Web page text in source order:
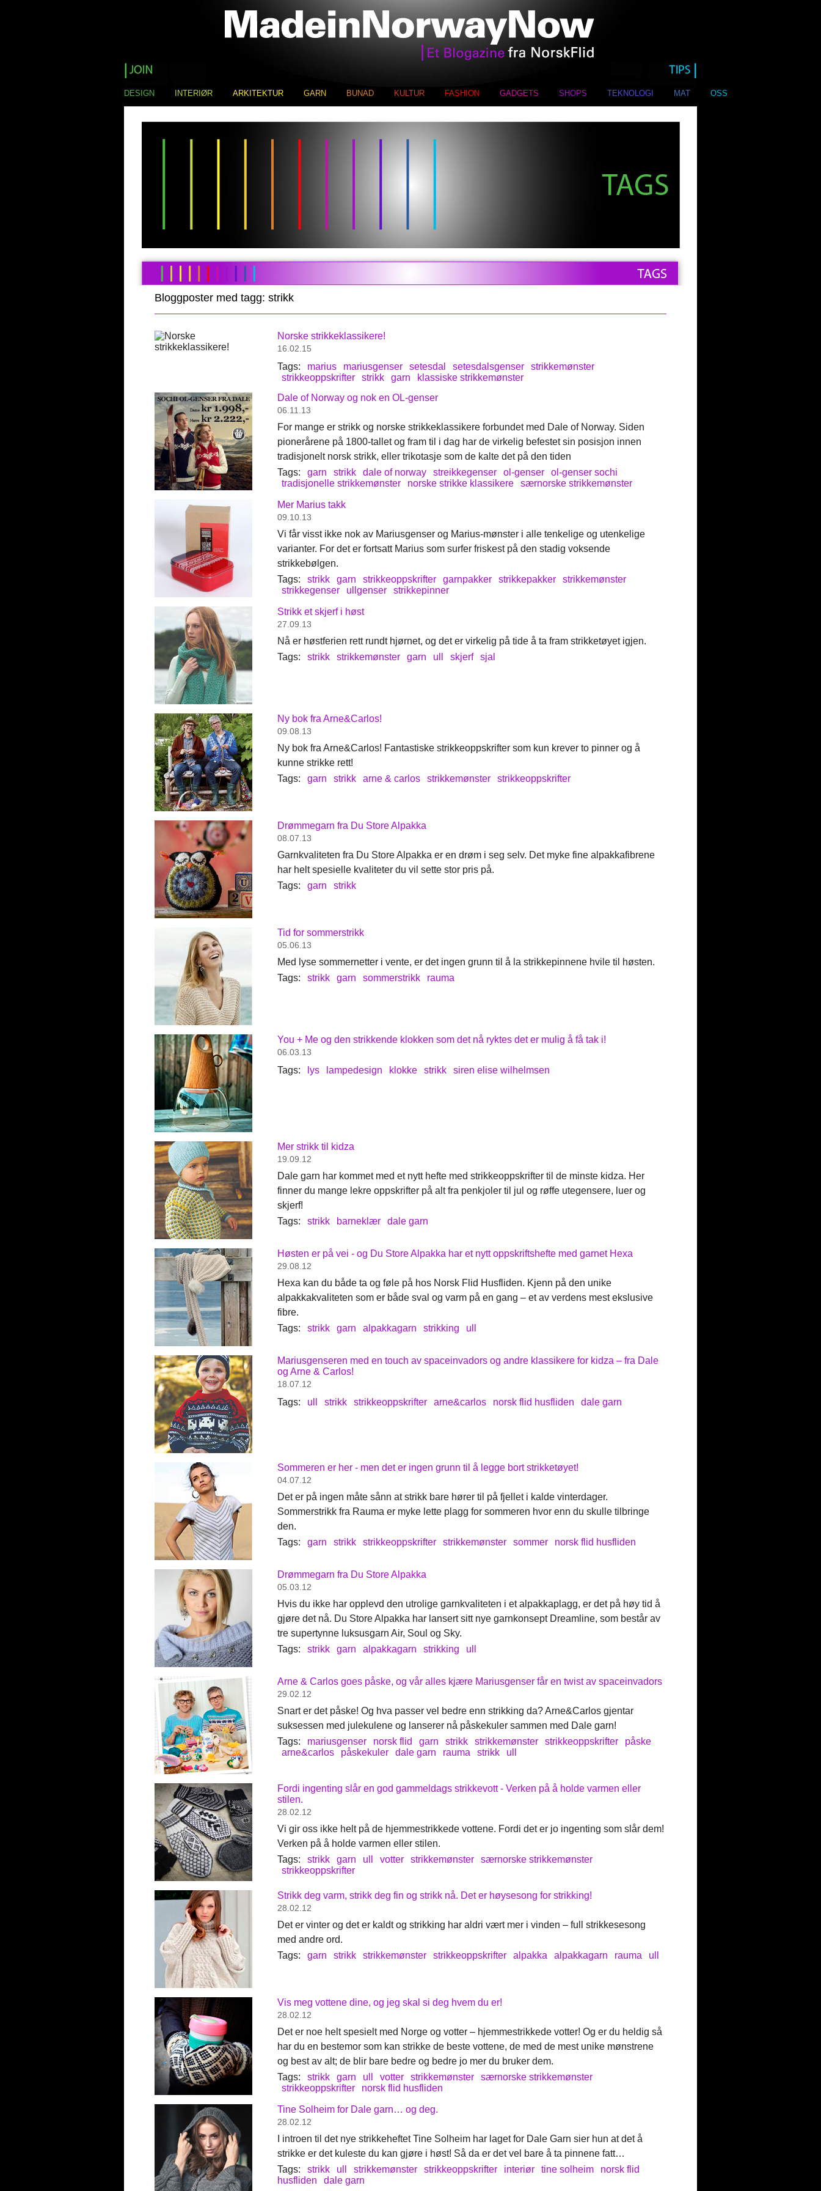
DESIGN INTERIØR ARKITEKTUR GARN BUNAD KULTUR FASHION GADGETS SHOPS TEKNOLOGI MAT OSS
Bloggposter med tagg: strikk
Norske strikkeklassikere!
16.02.15
Tags: marius mariusgenser setesdal setesdalsgenser
strikkemønster
strikkeoppskrifter
strikk garn
klassiske strikkemønster
Dale of Norway og nok en OL-genser
06.11.13
For mange er strikk og norske strikkeklassikere forbundet med Dale of Norway. Siden
pionerårene på 1800-tallet og fram til i dag har de virkelig befestet sin posisjon innen
tradisjonelt norsk strikk, eller trikotasje som de kalte det på den tiden
Tags:
garn strikk dale of norway streikkegenser ol-genser
ol-genser sochi
tradisjonelle strikkemønster
norske strikke klassikere særnorske strikkemønster
Mer Marius takk
09.10.13
Vi får visst ikke nok av Mariusgenser og Marius-mønster i alle tenkelige og utenkelige
varianter. For det er fortsatt Marius som surfer friskest på den stadig voksende
strikkebølgen.
Tags:
strikk garn strikkeoppskrifter garnpakker strikkepakker
strikkemønster
strikkegenser
ullgenser strikkepinner
Strikk et skjerf i høst
27.09.13
Nå er høstferien rett rundt hjørnet, og det er virkelig på tide å ta fram strikketøyet igjen.
Tags:
strikk strikkemønster garn ull skjerf sjal
Ny bok fra Arne&Carlos!
09.08.13
Ny bok fra Arne&Carlos! Fantastiske strikkeoppskrifter som kun krever to pinner og å
kunne strikke rett!
Tags:
garn strikk arne & carlos strikkemønster strikkeoppskrifter
Drømmegarn fra Du Store Alpakka
08.07.13
Garnkvaliteten fra Du Store Alpakka er en drøm i seg selv. Det myke fine alpakkafibrene
har helt spesielle kvaliteter du vil sette stor pris på.
Tags:
garn strikk
Tid for sommerstrikk
05.06.13
Med lyse sommernetter i vente, er det ingen grunn til å la strikkepinnene hvile til høsten.
Tags:
strikk garn sommerstrikk rauma
You + Me og den strikkende klokken som det nå ryktes det er mulig å få tak i!
06.03.13
Tags: lys lampedesign klokke strikk siren elise wilhelmsen
Mer strikk til kidza
19.09.12
Dale garn har kommet med et nytt hefte med strikkeoppskrifter til de minste kidza. Her
finner du mange lekre oppskrifter på alt fra penkjoler til jul og røffe utegensere, luer og
skjerf!
Tags:
strikk barneklær dale garn
Høsten er på vei - og Du Store Alpakka har et nytt oppskriftshefte med garnet Hexa
29.08.12
Hexa kan du både ta og føle på hos Norsk Flid Husfliden. Kjenn på den unike
alpakkakvaliteten som er både sval og varm på en gang – et av verdens mest ekslusive
fibre.
Tags:
strikk garn alpakkagarn strikking ull
Mariusgenseren med en touch av spaceinvadors og andre klassikere for kidza – fra Dale
og Arne & Carlos!
18.07.12
Tags: ull strikk strikkeoppskrifter arne&carlos norsk flid husfliden dale garn
Sommeren er her - men det er ingen grunn til å legge bort strikketøyet!
04.07.12
Det er på ingen måte sånn at strikk bare hører til på fjellet i kalde vinterdager.
Sommerstrikk fra Rauma er myke lette plagg for sommeren hvor enn du skulle tilbringe
den.
Tags:
garn strikk strikkeoppskrifter strikkemønster sommer norsk flid husfliden
Drømmegarn fra Du Store Alpakka
05.03.12
Hvis du ikke har opplevd den utrolige garnkvaliteten i et alpakkaplagg, er det på høy tid å
gjøre det nå. Du Store Alpakka har lansert sitt nye garnkonsept Dreamline, som består av
tre supertynne luksusgarn Air, Soul og Sky.
Tags:
strikk garn alpakkagarn strikking ull
Arne & Carlos goes påske, og vår alles kjære Mariusgenser får en twist av spaceinvadors
29.02.12
Snart er det påske! Og hva passer vel bedre enn strikking da? Arne&Carlos gjentar
suksessen med julekulene og lanserer nå påskekuler sammen med Dale garn!
Tags:
mariusgenser norsk flid garn strikk strikkemønster strikkeoppskrifter
påske
arne&carlos
påskekuler dale garn rauma strikk ull
Fordi ingenting slår en god gammeldags strikkevott - Verken på å holde varmen eller
stilen.
28.02.12
Vi gir oss ikke helt på de hjemmestrikkede vottene. Fordi det er jo ingenting som slår dem!
Verken på å holde varmen eller stilen.
Tags:
strikk garn ull votter strikkemønster
særnorske strikkemønster
strikkeoppskrifter
Strikk deg varm, strikk deg fin og strikk nå. Det er høysesong for strikking!
28.02.12
Det er vinter og det er kaldt og strikking har aldri vært mer i vinden – full strikkesesong
med andre ord.
Tags:
garn strikk strikkemønster strikkeoppskrifter alpakka alpakkagarn rauma ull
Vis meg vottene dine, og jeg skal si deg hvem du er!
28.02.12
Det er noe helt spesielt med Norge og votter – hjemmestrikkede votter! Og er du heldig så
har du en bestemor som kan strikke de beste vottene, de med de mest unike mønstrene
og best av alt; de blir bare bedre og bedre jo mer du bruker dem.
Tags:
strikk garn ull votter strikkemønster
særnorske strikkemønster
strikkeoppskrifter
norsk flid husfliden
Tine Solheim for Dale garn… og deg.
28.02.12
I introen til det nye strikkeheftet Tine Solheim har laget for Dale Garn sier hun at det å
strikke er det kuleste du kan gjøre i høst! Så da er det vel bare å ta pinnene fatt…
Tags:
strikk ull strikkemønster strikkeoppskrifter interiør tine solheim
norsk flid
husfliden
dale garn